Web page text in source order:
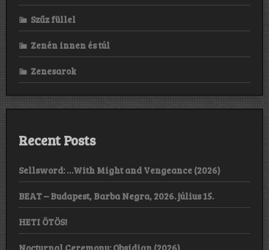
Szűz füllel
Zenén innen és túl
Zenesarok
Recent Posts
Sellsword: …With Might and Vengeance (2026)
BEAT – Budapest, Barba Negra, 2026. július 15.
HETI ÖTÖS!
Nocturnal Ceremony: Obsidian (2026)